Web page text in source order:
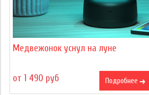
Медвежонок уснул на луне
от 1 490 руб Подробнее